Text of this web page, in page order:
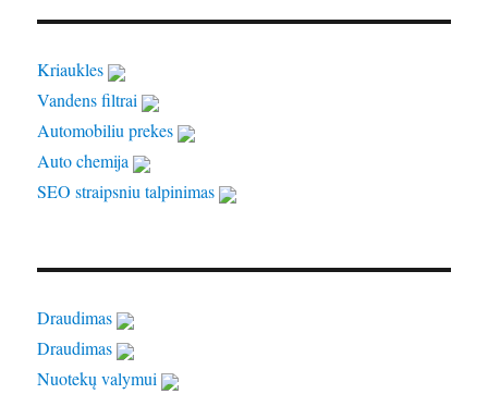
Kriaukles
Vandens filtrai
Automobiliu prekes
Auto chemija
SEO straipsniu talpinimas
Draudimas
Draudimas
Nuotekų valymui